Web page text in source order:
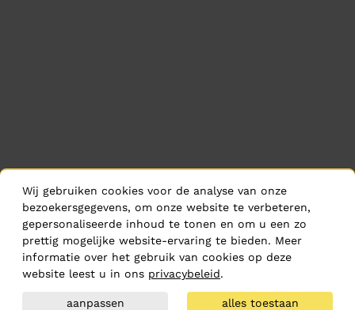
Wij gebruiken cookies voor de analyse van onze
bezoekersgegevens, om onze website te verbeteren,
gepersonaliseerde inhoud te tonen en om u een zo
prettig mogelijke website-ervaring te bieden. Meer
informatie over het gebruik van cookies op deze
website leest u in ons privacybeleid.
aanpassen alles toestaan